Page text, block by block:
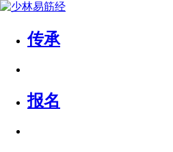
传承
报名